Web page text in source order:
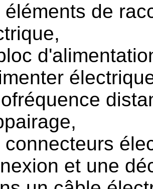
éléments de
connecteurs
et une